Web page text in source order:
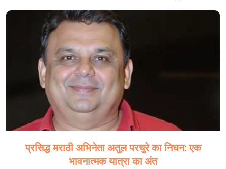
प्रसिद्ध मराठी अभिनेता अतुल परचुरे का निधन: एक
भावनात्मक यात्रा का अंत